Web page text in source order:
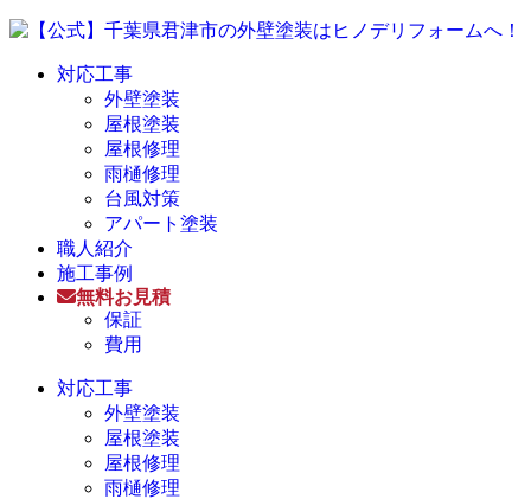
対応工事
外壁塗装
屋根塗装
屋根修理
雨樋修理
台風対策
アパート塗装
職人紹介
施工事例
無料お見積
保証
費用
対応工事
外壁塗装
屋根塗装
屋根修理
雨樋修理